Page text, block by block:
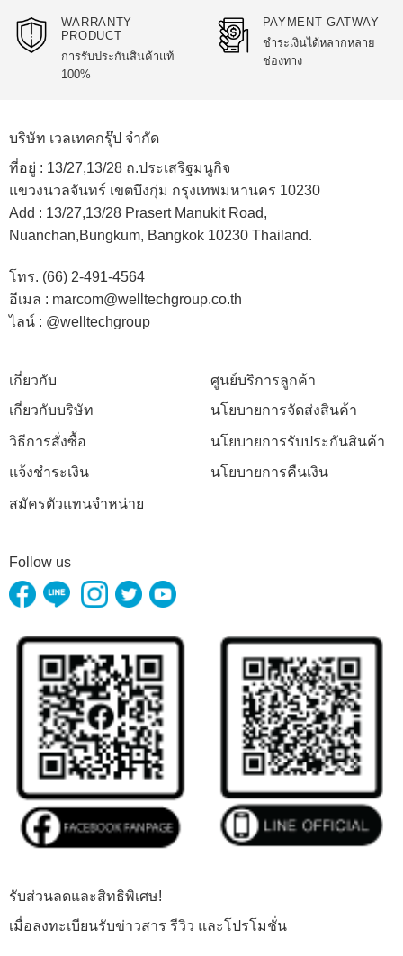
WARRANTY
PRODUCT
การรับประกันสินค้าแท้
100%
PAYMENT GATWAY
ชำระเงินได้หลากหลาย
ช่องทาง
บริษัท เวลเทคกรุ๊ป จำกัด
ที่อยู่ : 13/27,13/28 ถ.ประเสริฐมนูกิจ
แขวงนวลจันทร์ เขตบึงกุ่ม กรุงเทพมหานคร 10230
Add : 13/27,13/28 Prasert Manukit Road,
Nuanchan,Bungkum, Bangkok 10230 Thailand.
โทร. (66) 2-491-4564
อีเมล : marcom@welltechgroup.co.th
ไลน์ : @welltechgroup
เกี่ยวกับ
เกี่ยวกับบริษัท
วิธีการสั่งซื้อ
แจ้งชำระเงิน
สมัครตัวแทนจำหน่าย
ศูนย์บริการลูกค้า
นโยบายการจัดส่งสินค้า
นโยบายการรับประกันสินค้า
นโยบายการคืนเงิน
Follow us
รับส่วนลดและสิทธิพิเศษ!
เมื่อลงทะเบียนรับข่าวสาร รีวิว และโปรโมชั่น